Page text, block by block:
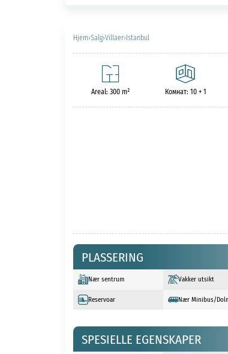
Hjem›Salg›Villaer›Istanbul
Areal: 300 m² Комнат: 10 + 1
PLASSERING
Nær sentrum Vakker utsikt
Reservoar Nær Minibus/
SPESIELLE EGENSKAPER